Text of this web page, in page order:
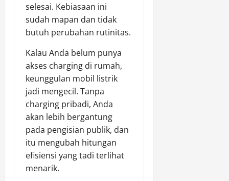
selesai. Kebiasaan ini
sudah mapan dan tidak
butuh perubahan rutinitas.
Kalau Anda belum punya
akses charging di rumah,
keunggulan mobil listrik
jadi mengecil. Tanpa
charging pribadi, Anda
akan lebih bergantung
pada pengisian publik, dan
itu mengubah hitungan
efisiensi yang tadi terlihat
menarik.